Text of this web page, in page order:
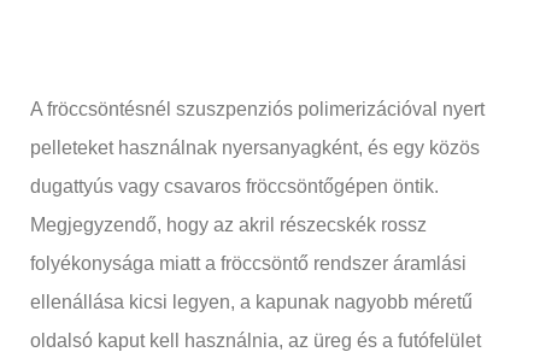
A fröccsöntésnél szuszpenziós polimerizációval nyert
pelleteket használnak nyersanyagként, és egy közös
dugattyús vagy csavaros fröccsöntőgépen öntik.
Megjegyzendő, hogy az akril részecskék rossz
folyékonysága miatt a fröccsöntő rendszer áramlási
ellenállása kicsi legyen, a kapunak nagyobb méretű
oldalsó kaput kell használnia, az üreg és a futófelület